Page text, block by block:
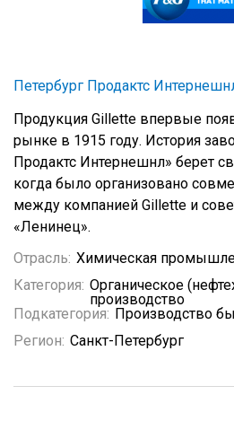
Петербург Продактс
Продукция Gillette впервые
рынке в 1915 году. История
Продактс Интернешнл» берет
когда было организовано
между компанией Gillette и
«Ленинец».
Отрасль: Химическая
Категория: Органическое
производство
Подкатегория: Производство
Регион: Санкт-Петербург